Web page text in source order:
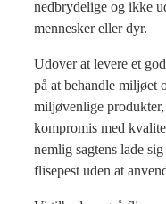
nedbrydelige og ikke
mennesker eller dyr.
Udover at levere et
på at behandle miljøet
miljøvenlige
kompromis med
nemlig sagtens lade
flisepest uden at